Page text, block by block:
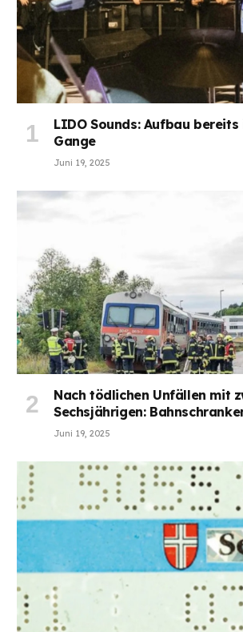
LIDO Sounds: Aufbau
Gange
Juni 19, 2025
Nach tödlichen Unfällen mit
Sechsjährigen:
Juni 19, 2025